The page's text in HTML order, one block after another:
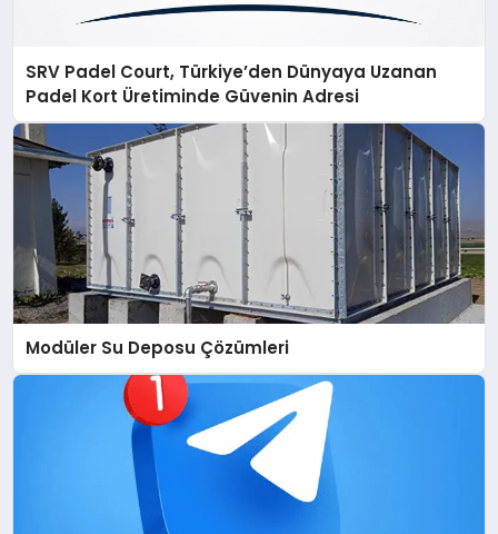
SRV Padel Court, Türkiye’den Dünyaya Uzanan
Padel Kort Üretiminde Güvenin Adresi
Modüler Su Deposu Çözümleri